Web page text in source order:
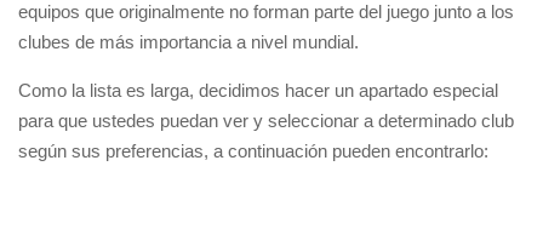
equipos que originalmente no forman parte del juego junto a los
clubes de más importancia a nivel mundial.
Como la lista es larga, decidimos hacer un apartado especial
para que ustedes puedan ver y seleccionar a determinado club
según sus preferencias, a continuación pueden encontrarlo: